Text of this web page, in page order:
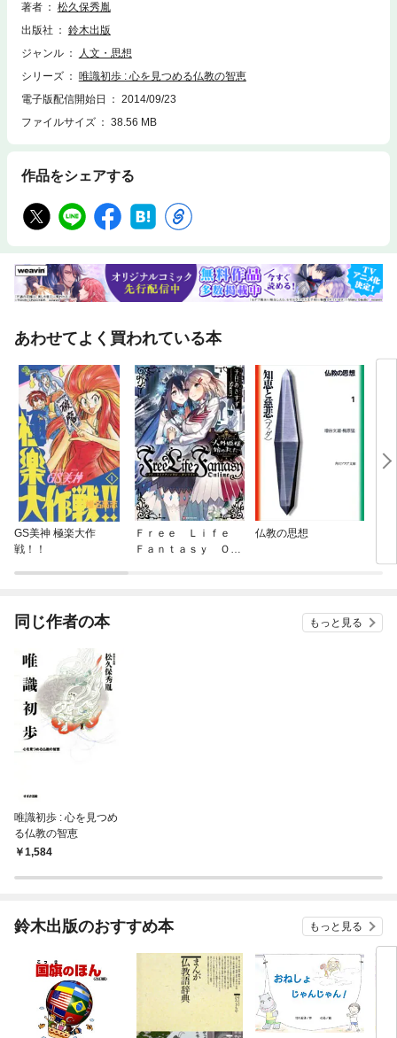
著者
松久保秀胤
出版社
鈴木出版
ジャンル
人文・思想
シリーズ
唯識初歩 : 心を見つめる仏教の智恵
電子版配信開始日
2014/09/23
ファイルサイズ
38.56 MB
作品をシェアする
あわせてよく買われている本
GS美神 極楽大作
戦！！
Ｆｒｅｅ Ｌｉｆｅ
Ｆａｎｔａｓｙ Ｏｎ
仏教の思想
同じ作者の本 もっと見る
唯識初歩 : 心を見つめ
る仏教の智恵
1,584
鈴木出版のおすすめ本 もっと見る